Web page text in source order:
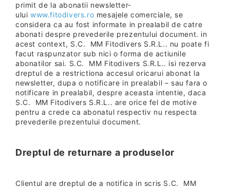
primit de la abonatii newsletter-
uluiwww.fitodivers.ro mesajele comerciale, se
considera ca au fost informate in prealabil de catre
abonati despre prevederile prezentului document. in
acest context, S.C. MM Fitodivers S.R.L.. nu poate fi
facut raspunzator sub nici o forma de actiunile
abonatilor sai. S.C. MM Fitodivers S.R.L.. isi rezerva
dreptul de a restrictiona accesul oricarui abonat la
newsletter, dupa o notificare in prealabil – sau fara o
notificare in prealabil, despre aceasta intentie, daca
S.C. MM Fitodivers S.R.L.. are orice fel de motive
pentru a crede ca abonatul respectiv nu respecta
prevederile prezentului document.
Dreptul de returnare a produselor
Clientul are dreptul de a notifica in scris S.C. MM